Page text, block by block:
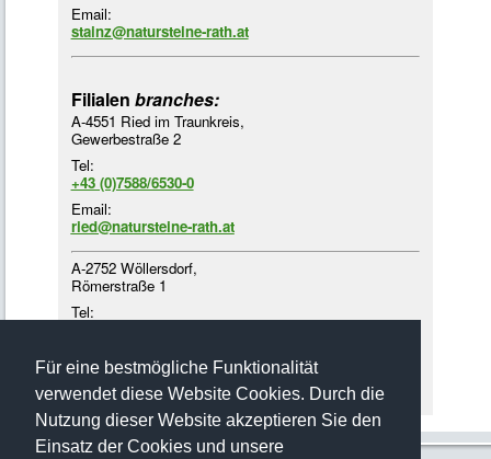
Für eine bestmögliche Funktionalität
verwendet diese Website Cookies. Durch die
Nutzung dieser Website akzeptieren Sie den
Einsatz der Cookies und unsere
Email:
stainz@natursteine-rath.at
Filialen branches:
A-4551 Ried im Traunkreis,
Gewerbestraße 2
Tel:
+43 (0)7588/6530-0
Email:
ried@natursteine-rath.at
A-2752 Wöllersdorf,
Römerstraße 1
Tel:
Email:
woellersdorf@natursteine-rath.at